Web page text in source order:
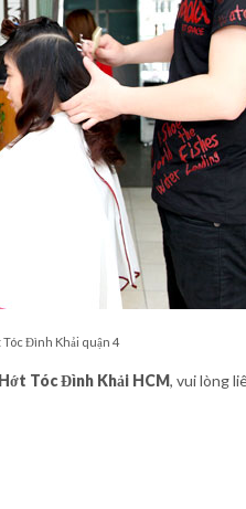
Tóc Đình Khải quận 4
Tóc Đình Khải HCM, vui lòng